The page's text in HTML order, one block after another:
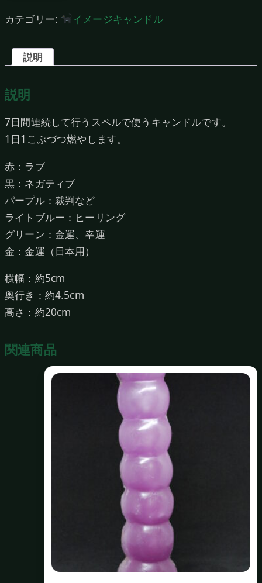
ノ
キ
ン
ル
（Light
green）
個
カテゴリー: イメージキャンドル
説明
説明
7日間連続して行うスペルで使うキャンドルです。
1日1こぶづつ燃やします。
赤：ラブ
黒：ネガティブ
パープル：裁判など
ライトブルー：ヒーリング
グリーン：金運、幸運
金：金運（日本用）
横幅：約5cm
奥行き：約4.5cm
高さ：約20cm
関連商品